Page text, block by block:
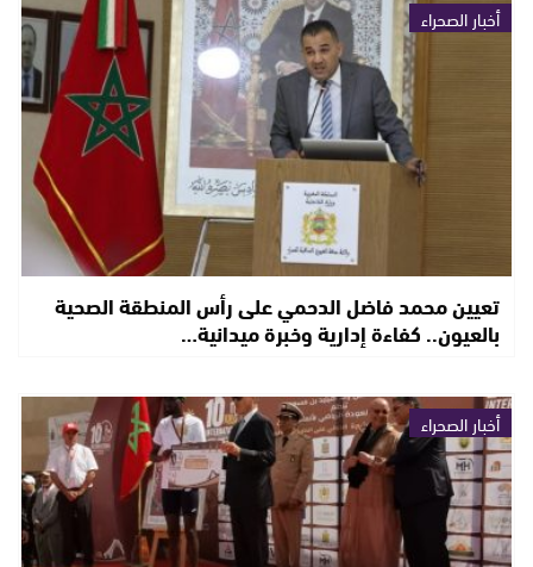
أخبار الصحراء
تعيين محمد فاضل الدحمي على رأس المنطقة الصحية
بالعيون.. كفاءة إدارية وخبرة ميدانية…
أخبار الصحراء